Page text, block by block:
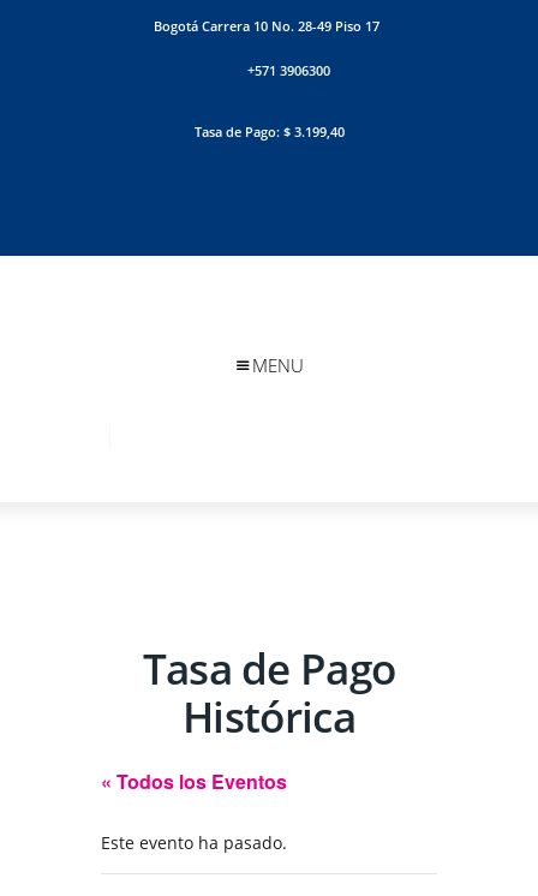
Bogotá Carrera 10 No. 28-49 Piso 17
+571 3906300
Tasa de Pago: $ 3.199,40
MENU
Tasa de Pago
Histórica
« Todos los Eventos
Este evento ha pasado.